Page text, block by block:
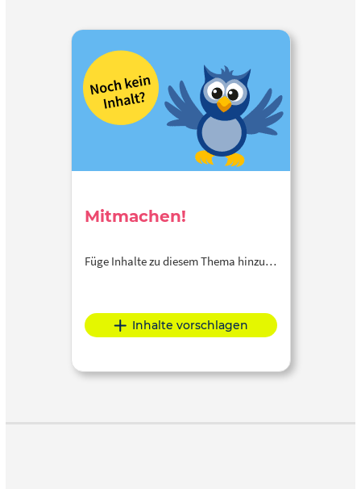
Mitmachen!
Füge Inhalte zu diesem Thema hinzu…
Inhalte vorschlagen